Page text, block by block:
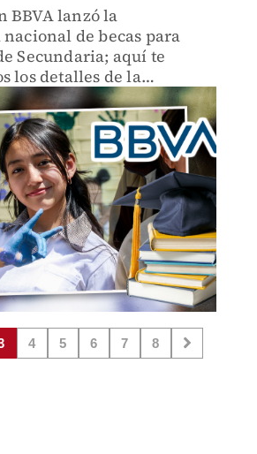
BBVA lanzó la
de becas para
Secundaria; aquí te
los detalles de la
4 5 6 7 8